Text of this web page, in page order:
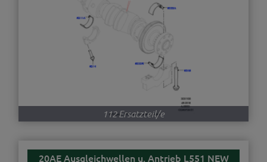
112 Ersatzteil/e
20AE Ausgleichwellen u. Antrieb L551 NEW